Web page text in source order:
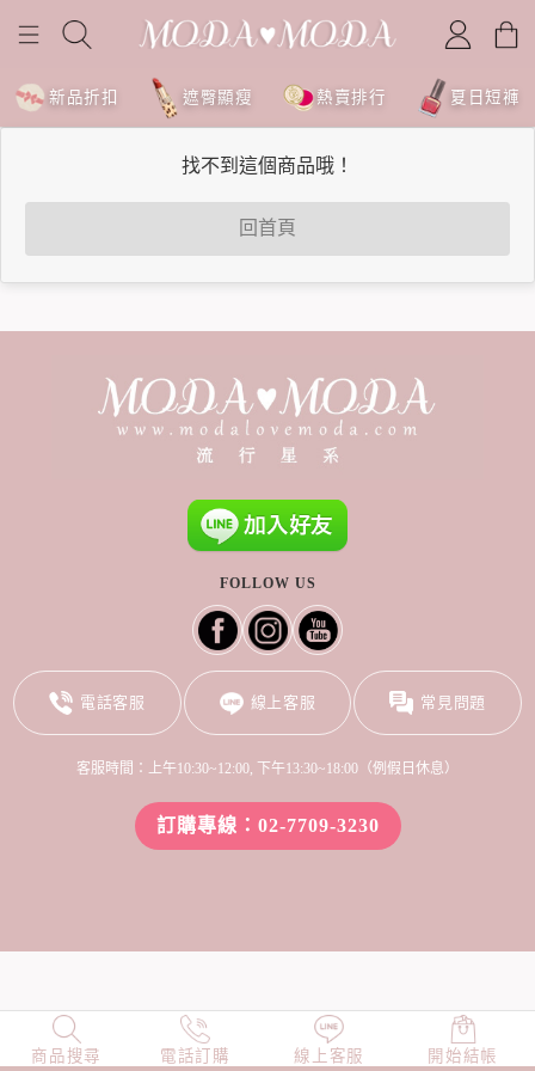
新品折扣 遮臀顯瘦 熱賣排行 夏日短褲
找不到這個商品哦！
回首頁
商品搜尋 電話訂購 線上客服 開始結帳
NEW 店長精選 TOP100 小編穿搭
FOLLOW US
電話客服 線上客服 常見問題
客服時間：上午10:30~12:00, 下午13:30~18:00（例假日休息）
訂購專線：02-7709-3230